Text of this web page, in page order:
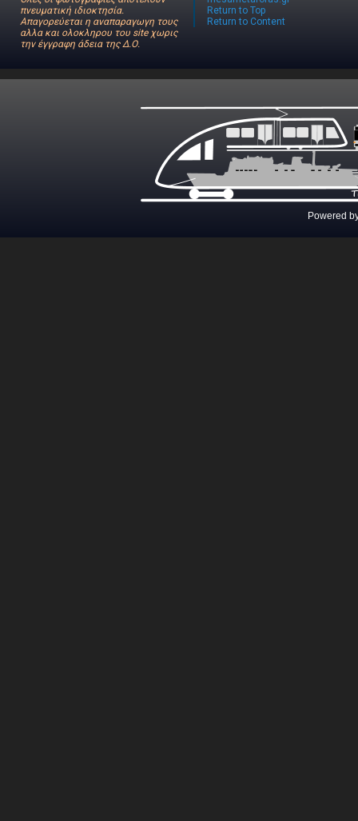
πνευματική ιδιοκτησία.
Απαγορεύεται η αναπαραγωγη τους
αλλα και ολοκληρου του site χωρις
την έγγραφη άδεια της Δ.Ο.
Return to Top
Return to Content
Powered